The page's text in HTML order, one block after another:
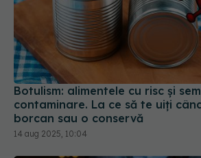
Botulism: alimentele cu risc și
contaminare. La ce să te uiți
borcan sau o conservă
14 aug 2025, 10:04